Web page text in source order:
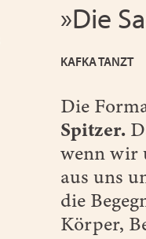
»Die
KAFKA TANZT
Die
Spitzer.
wenn wir
aus uns
die
Körper,